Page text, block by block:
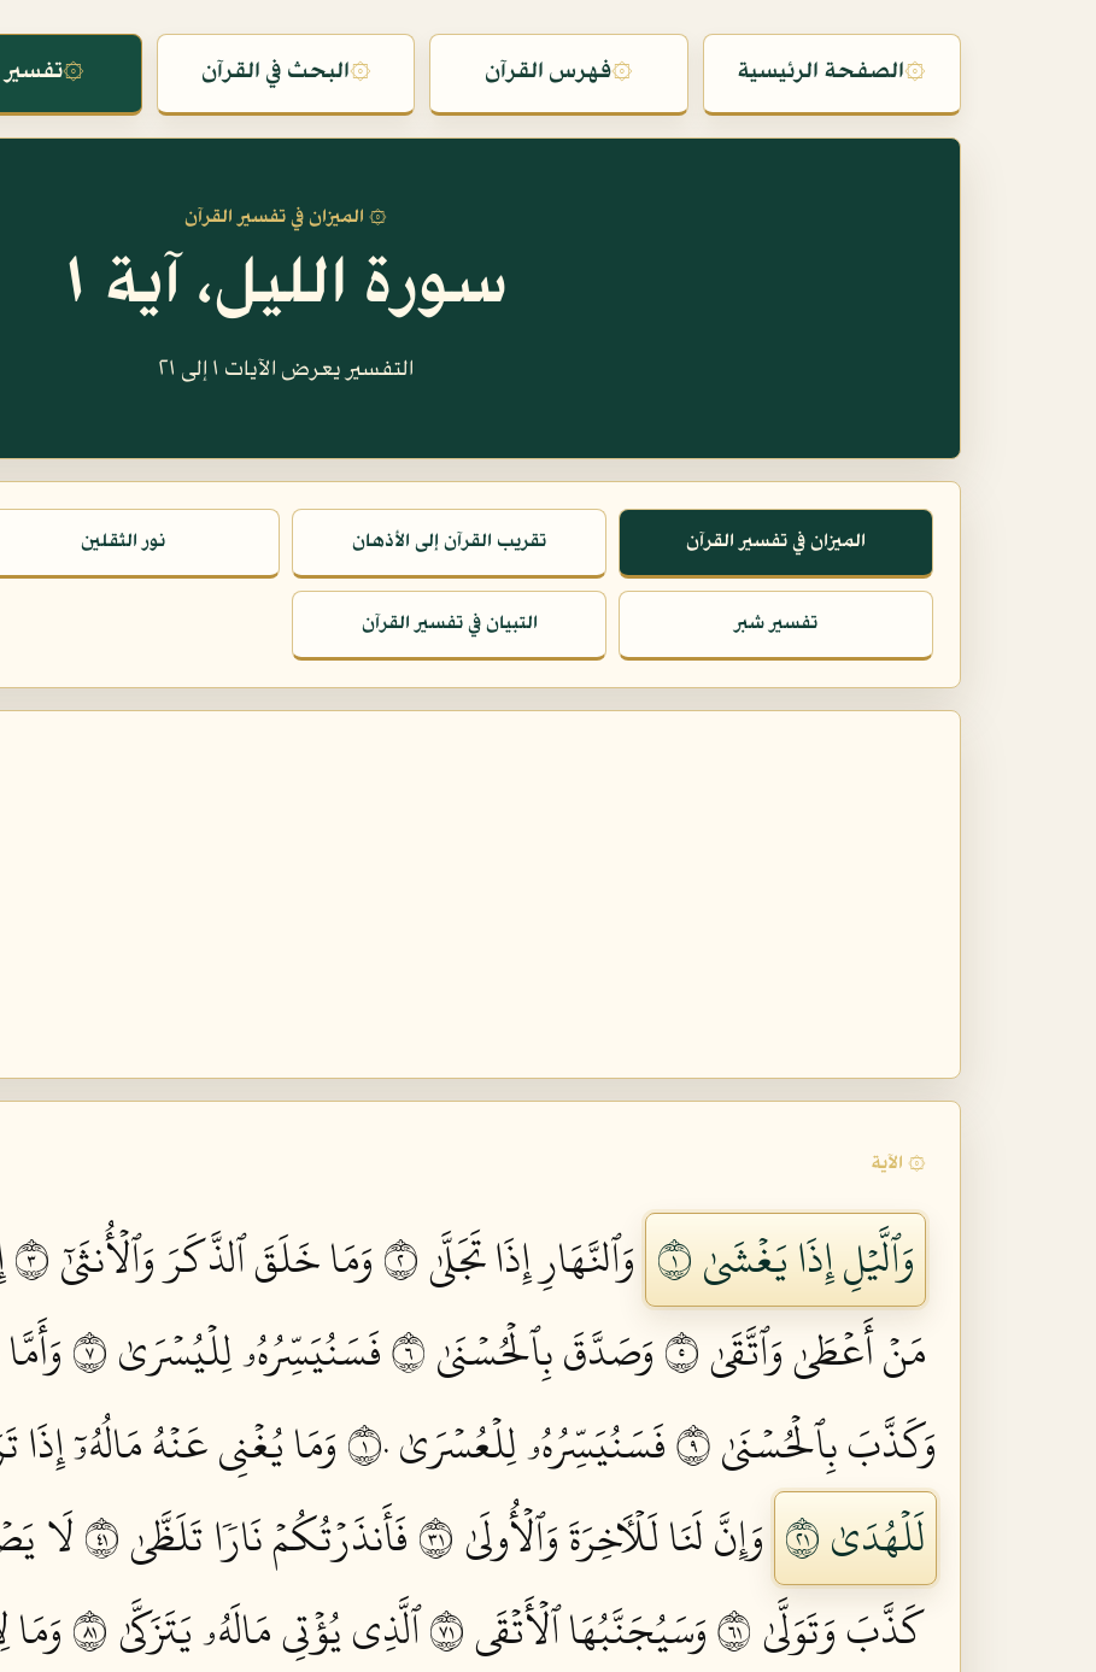
۞الصفحة الرئيسية ۞فهرس القرآن ۞البحث في القرآن ۞تفسير
۞ الميزان في تفسير القرآن
سورة الليل، آية ١
التفسير يعرض الآيات ١ إلى ٢١
الميزان في تفسير القرآن تقريب القرآن إلى الأذهان نور الثقلين
تفسير شبر التبيان في تفسير القرآن
۞ الآية
وَٱلَّيۡلِ إِذَا يَغۡشَىٰ ١ وَٱلنَّهَارِ إِذَا تَجَلَّىٰ ٢ وَمَا خَلَقَ ٱلذَّكَرَ وَٱلۡأُنثَىٰٓ ٣
مَنۡ أَعۡطَىٰ وَٱتَّقَىٰ ٥
وَصَدَّقَ بِٱلۡحُسۡنَىٰ ٦ فَسَنُيَسِّرُهُۥ لِلۡيُسۡرَىٰ ٧
وَكَذَّبَ بِٱلۡحُسۡنَىٰ ٩
فَسَنُيَسِّرُهُۥ لِلۡعُسۡرَىٰ ١٠ وَمَا يُغۡنِي عَنۡهُ مَالُهُۥٓ إِذَا
لَلۡهُدَىٰ ١٢
وَإِنَّ لَنَا لَلۡأٓخِرَةَ وَٱلۡأُولَىٰ ١٣ فَأَنذَرۡتُكُمۡ نَارٗا تَلَظَّىٰ ١٤ لَا
كَذَّبَ وَتَوَلَّىٰ ١٦
وَسَيُجَنَّبُهَا ٱلۡأَتۡقَى ١٧ ٱلَّذِي يُؤۡتِي مَالَهُۥ يَتَزَكَّىٰ ١٨